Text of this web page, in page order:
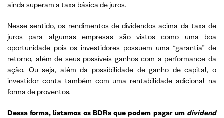
ainda superam a taxa básica de juros.
Nesse sentido, os rendimentos de dividendos acima da taxa de
juros para algumas empresas são vistos como uma boa
oportunidade pois os investidores possuem uma “garantia” de
retorno, além de seus possíveis ganhos com a performance da
ação. Ou seja, além da possibilidade de ganho de capital, o
investidor conta também com uma rentabilidade adicional na
forma de proventos.
Dessa forma, listamos os BDRs que podem pagar um dividend